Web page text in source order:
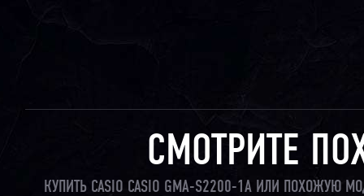
СМОТРИТЕ
КУПИТЬ CASIO CASIO GMA-S2200-1A ИЛИ ПОХОЖУЮ